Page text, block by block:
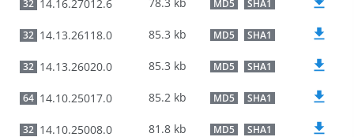
32 14.16.27012.6 MD5 SHA1
32 14.13.26118.0 85.3 kb MD5 SHA1
32 14.13.26020.0 85.3 kb MD5 SHA1
64 14.10.25017.0 85.2 kb MD5 SHA1
32 14.10.25008.0 81.8 kb MD5 SHA1